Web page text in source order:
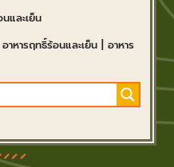
และเย็น
อาหารฤทธิ์ร้อนและเย็น| อาหาร